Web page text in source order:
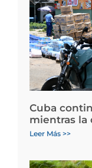
Cuba
mientras la
Leer Más >>